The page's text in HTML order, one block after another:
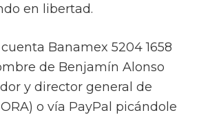
en libertad.
Banamex 5204 1658
de Benjamín Alonso
y director general de
o vía PayPal picándole